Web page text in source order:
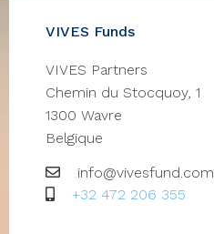
VIVES Funds
VIVES Partners
Chemin du Stocquoy, 1
1300 Wavre
Belgique
Email
info@vivesfund.com
GSM
+32 472 206 355